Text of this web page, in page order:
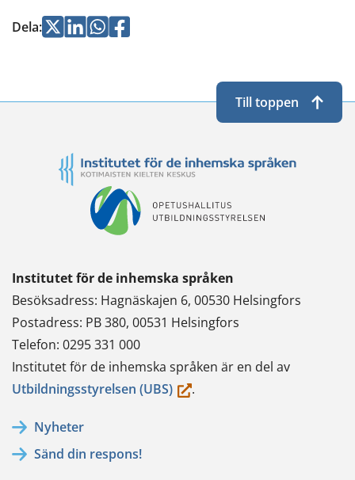
Dela:Jaa Jaa Jaa
Jaa
Institutet för de inhemska språken
Besöksadress: Hagnäskajen 6, 00530 Helsingfors
Postadress: PB 380, 00531 Helsingfors
Telefon: 0295 331 000
Institutet för de inhemska språken är en del av
Utbildningsstyrelsen (UBS)(du.
Nyheter
Sänd din respons!
Till toppen